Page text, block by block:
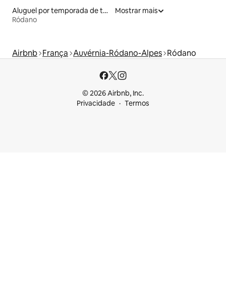
Aluguel por temporada de townhouses
Ródano
Mostrar mais
Airbnb França Auvérnia-Ródano-Alpes Ródano
© 2026 Airbnb, Inc.
Privacidade
Termos